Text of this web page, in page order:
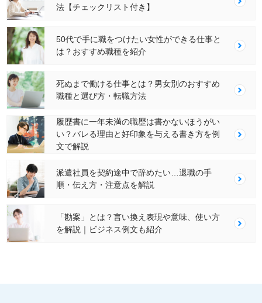
法【チェックリスト付き】
50代で手に職をつけたい女性ができる仕事と
は？おすすめ職種を紹介
死ぬまで働ける仕事とは？男女別のおすすめ
職種と選び方・転職方法
履歴書に一年未満の職歴は書かないほうがい
い？バレる理由と好印象を与える書き方を例
文で解説
派遣社員を契約途中で辞めたい…退職の手
順・伝え方・注意点を解説
「勘案」とは？言い換え表現や意味、使い方
を解説｜ビジネス例文も紹介